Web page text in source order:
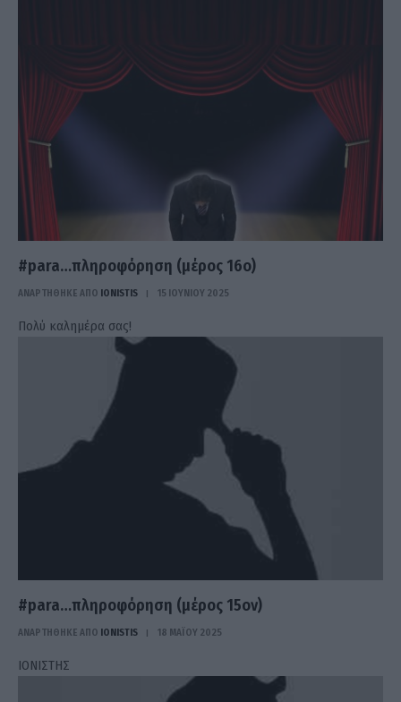
#para…πληροφόρηση (μέρος 16ο)
ΑΝΑΡΤΗΘΗΚΕ ΑΠΟ IONISTIS 15 ΙΟΥΝΊΟΥ 2025
Πολύ καλημέρα σας!
#para…πληροφόρηση (μέρος 15ον)
ΑΝΑΡΤΗΘΗΚΕ ΑΠΟ IONISTIS 18 ΜΑΪ́ΟΥ 2025
ΙΟΝΙΣΤΗΣ